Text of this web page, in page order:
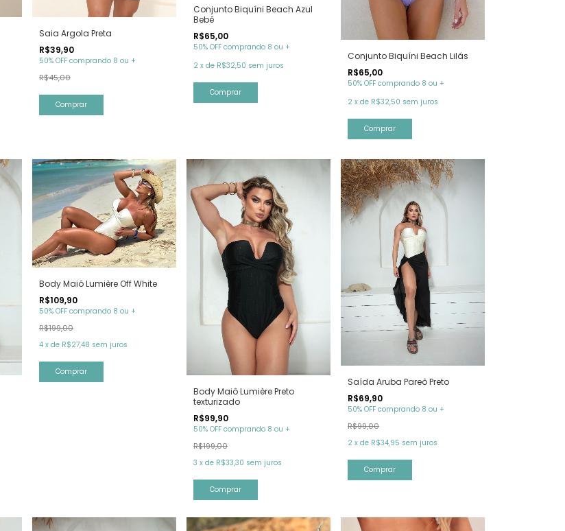
Saia Argola Preta
R$39,90
50% OFF comprando 8 ou +
R$45,00
Comprar
Conjunto Biquíni Beach Azul
Bebê
R$65,00
50% OFF comprando 8 ou +
2 x de R$32,50 sem juros
Comprar
Conjunto Biquíni Beach Lilás
R$65,00
50% OFF comprando 8 ou +
2 x de R$32,50 sem juros
Comprar
Body Maiô Lumière Off White
R$109,90
50% OFF comprando 8 ou +
R$199,00
4 x de R$27,48 sem juros
Comprar
Body Maiô Lumière Preto
texturizado
R$99,90
50% OFF comprando 8 ou +
R$199,00
3 x de R$33,30 sem juros
Comprar
Saída Aruba Pareô Preto
R$69,90
50% OFF comprando 8 ou +
R$99,00
2 x de R$34,95 sem juros
Comprar